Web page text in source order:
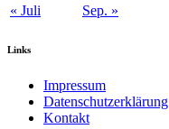
« Juli
Sep. »
Links
Impressum
Datenschutzerklärung
Kontakt